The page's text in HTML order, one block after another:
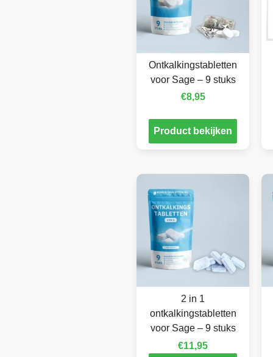
Ontkalkingstabletten
voor Sage – 9 stuks
€8,95
Product bekijken
2 in 1
ontkalkingstabletten
voor Sage – 9 stuks
€11,95